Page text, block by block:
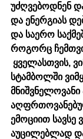
უძღვებოდნენ
და ენერგიას
და საერო
როგორც
ყველასთვის,
სტამბოლში
ემოციით სავსე
აუცილებლად